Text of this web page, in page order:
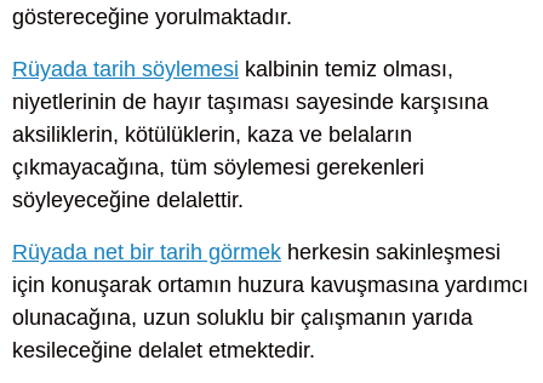
göstereceğine yorulmaktadır.
Rüyada tarih söylemesi kalbinin temiz olması,
niyetlerinin de hayır taşıması sayesinde karşısına
aksiliklerin, kötülüklerin, kaza ve belaların
çıkmayacağına, tüm söylemesi gerekenleri
söyleyeceğine delalettir.
Rüyada net bir tarih görmek herkesin sakinleşmesi
için konuşarak ortamın huzura kavuşmasına yardımcı
olunacağına, uzun soluklu bir çalışmanın yarıda
kesileceğine delalet etmektedir.